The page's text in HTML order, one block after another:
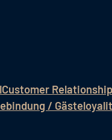
Customer
/